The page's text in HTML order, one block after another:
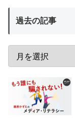
過去の記事